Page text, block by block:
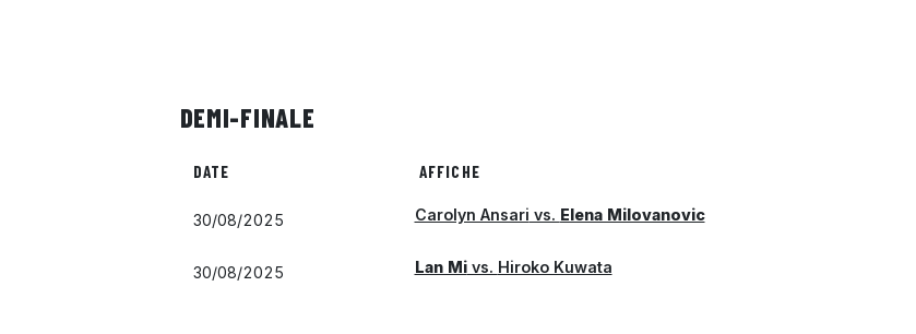
DEMI-FINALE
DATE AFFICHE
30/08/2025 Carolyn Ansari vs. Elena Milovanovic
30/08/2025 Lan Mivs. Hiroko Kuwata